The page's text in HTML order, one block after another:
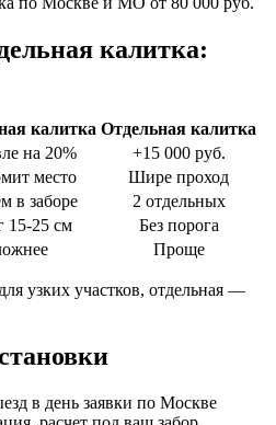
калитка:
калитка Отдельная калитка
на 20%
+15 000 руб.
место
Шире проход
в заборе
2 отдельных
15-25 см
Без порога
Проще
узких участков, отдельная —
в день заявки по Москве